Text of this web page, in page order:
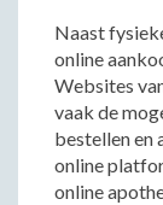
Naast
online
Websites
vaak de
bestellen en
online
online